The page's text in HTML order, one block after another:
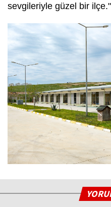
sevgileriyle güzel bir